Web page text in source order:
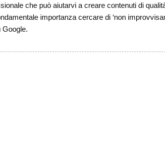
che può aiutarvi a creare contenuti di
importanza cercare di ‘non
Google.